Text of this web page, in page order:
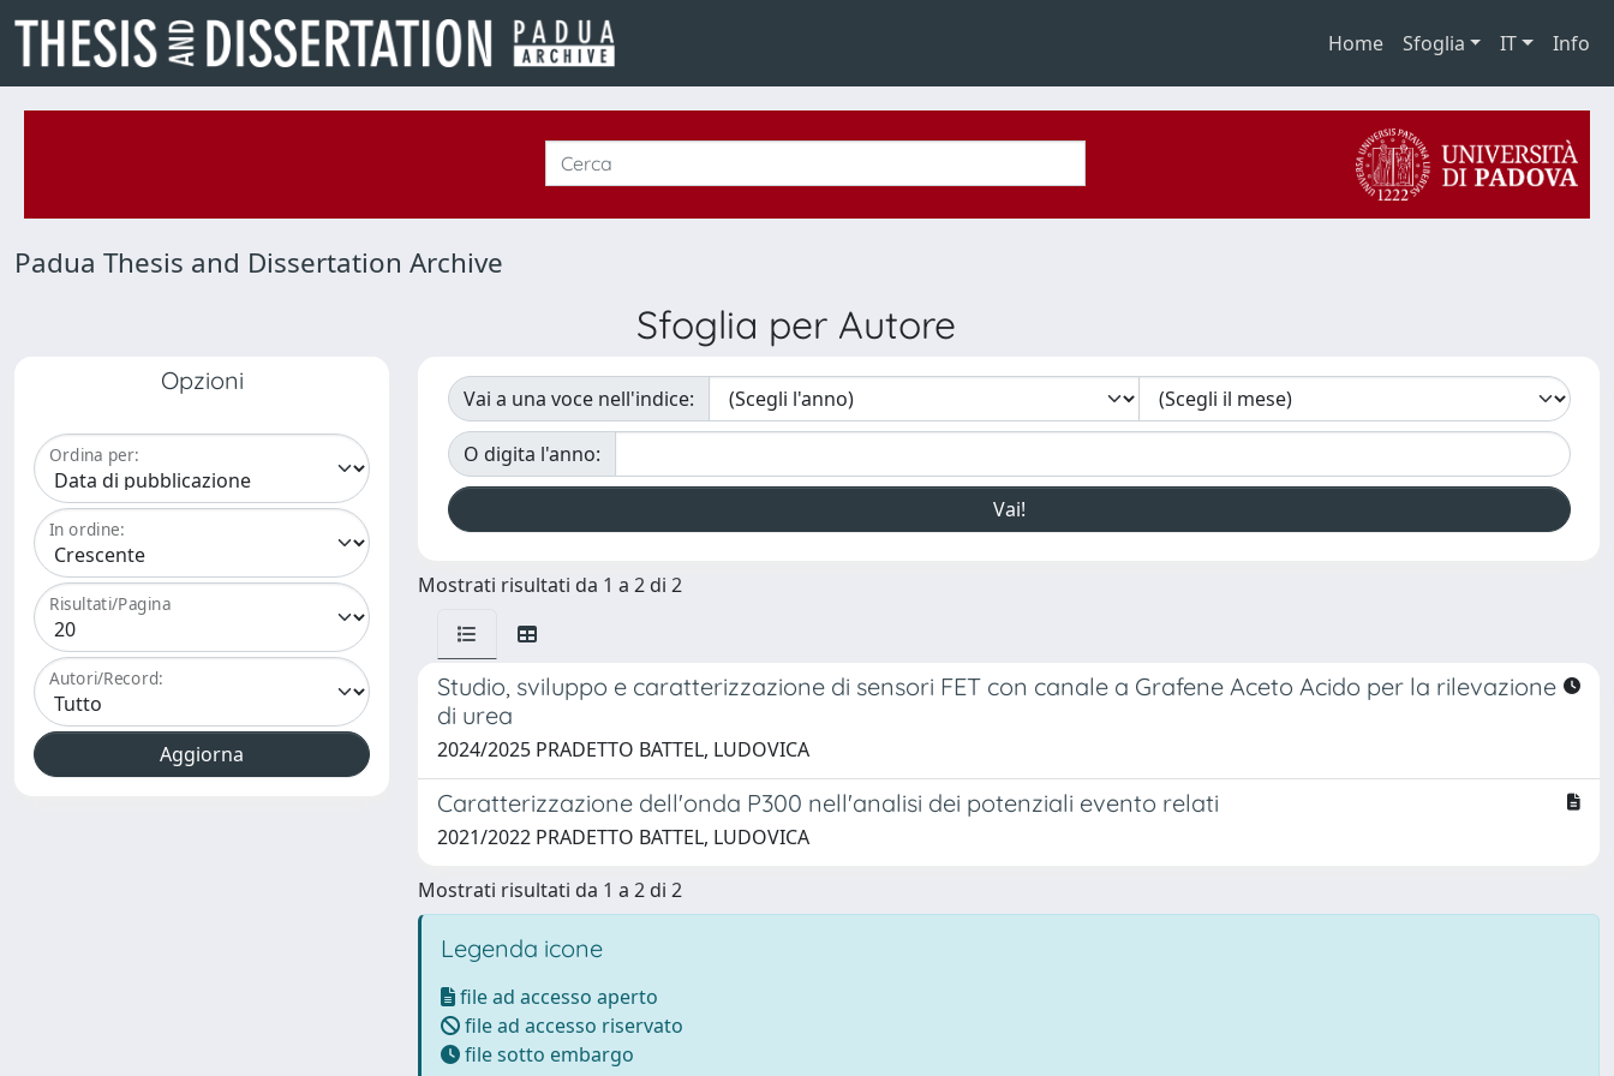
Home Sfoglia IT Info
Padua Thesis and Dissertation Archive
Sfoglia per Autore
Opzioni
Ordina per:
In ordine:
Risultati/Pagina
Autori/Record:
Vai a una voce nell'indice:
O digita l'anno:
Mostrati risultati da 1 a 2 di 2
Studio, sviluppo e caratterizzazione di sensori FET con canale a Grafene Aceto Acido per la rilevazione
di urea
2024/2025 PRADETTO BATTEL, LUDOVICA
Caratterizzazione dell'onda P300 nell'analisi dei potenziali evento relati
2021/2022 PRADETTO BATTEL, LUDOVICA
Mostrati risultati da 1 a 2 di 2
Legenda icone
file ad accesso aperto
file ad accesso riservato
file sotto embargo